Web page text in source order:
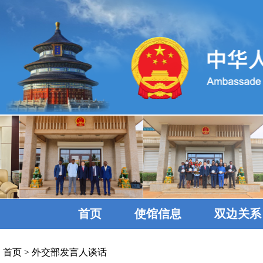
首页 使馆信息 双边关系
首页 > 外交部发言人谈话